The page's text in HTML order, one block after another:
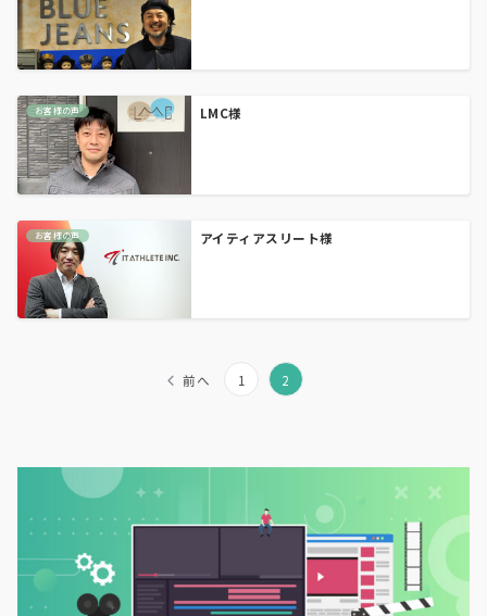
お客様の声 LMC様
お客様の声 アイティアスリート様
前へ 1 2